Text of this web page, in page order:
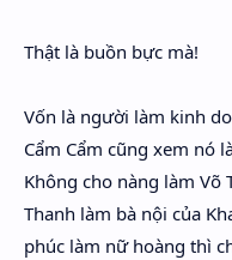
Thật là buồn bực mà!
Vốn là người làm kinh
Cẩm Cẩm cũng xem nó
Không cho nàng làm Võ
Thanh làm bà nội của
phúc làm nữ hoàng thì